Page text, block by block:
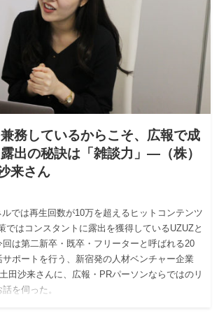
務しているからこそ、広報で成
出の秘訣は「雑談力」—（株）
来さん
では再生回数が10万を超えるヒットコンテンツ
ではコンスタントに露出を獲得しているUZUZと
は第二新卒・既卒・フリーターと呼ばれる20
ポートを行う、新宿発の人材ベンチャー企業
田沙来さんに、広報・PRパーソンならではのリ
を伺った。